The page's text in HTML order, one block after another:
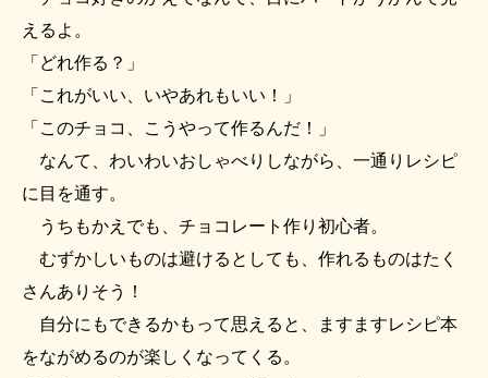
えるよ。
「どれ作る？」
「これがいい、いやあれもいい！」
「このチョコ、こうやって作るんだ！」
なんて、わいわいおしゃべりしながら、一通りレシピ
に目を通す。
うちもかえでも、チョコレート作り初心者。
むずかしいものは避けるとしても、作れるものはたく
さんありそう！
自分にもできるかもって思えると、ますますレシピ本
をながめるのが楽しくなってくる。